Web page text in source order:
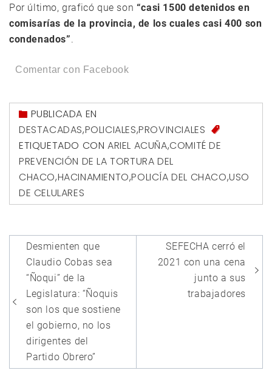
Por último, graficó que son “casi 1500 detenidos en
comisarías de la provincia, de los cuales casi 400 son
condenados”.
Comentar con Facebook
PUBLICADA EN
DESTACADAS,POLICIALES,PROVINCIALES
ETIQUETADO CON ARIEL ACUÑA,COMITÉ DE
PREVENCIÓN DE LA TORTURA DEL
CHACO,HACINAMIENTO,POLICÍA DEL CHACO,USO
DE CELULARES
Navegación
de
entradas
Desmienten que
Claudio Cobas sea
“Ñoqui” de la
Legislatura: “Ñoquis
son los que sostiene
el gobierno, no los
dirigentes del
Partido Obrero”
SEFECHA cerró el
2021 con una cena
junto a sus
trabajadores